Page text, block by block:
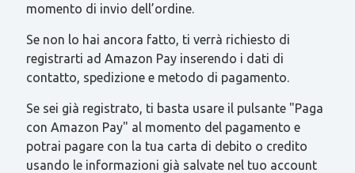
momento di invio dell’ordine.
Se non lo hai ancora fatto, ti verrà richiesto di
registrarti ad Amazon Pay inserendo i dati di
contatto, spedizione e metodo di pagamento.
Se sei già registrato, ti basta usare il pulsante "Paga
con Amazon Pay" al momento del pagamento e
potrai pagare con la tua carta di debito o credito
usando le informazioni già salvate nel tuo account